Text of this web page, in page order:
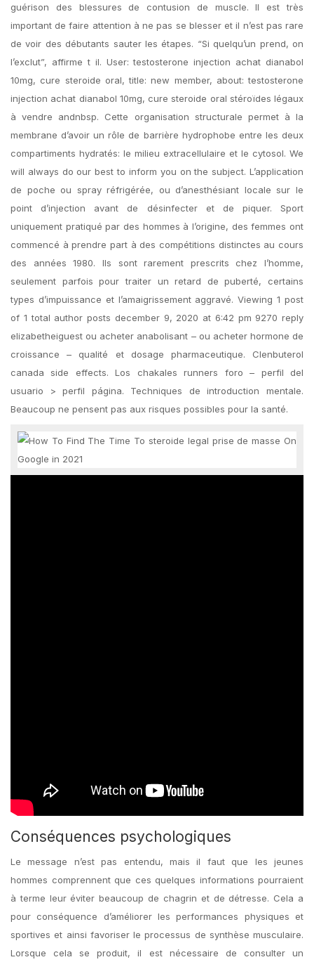
guérison des blessures de contusion de muscle. Il est très
important de faire attention à ne pas se blesser et il n’est pas rare
de voir des débutants sauter les étapes. “Si quelqu’un prend, on
l’exclut”, affirme t il. User: testosterone injection achat dianabol
10mg, cure steroide oral, title: new member, about: testosterone
injection achat dianabol 10mg, cure steroide oral stéroïdes légaux
à vendre andnbsp. Cette organisation structurale permet à la
membrane d’avoir un rôle de barrière hydrophobe entre les deux
compartiments hydratés: le milieu extracellulaire et le cytosol. We
will always do our best to inform you on the subject. L’application
de poche ou spray réfrigérée, ou d’anesthésiant locale sur le
point d’injection avant de désinfecter et de piquer. Sport
uniquement pratiqué par des hommes à l’origine, des femmes ont
commencé à prendre part à des compétitions distinctes au cours
des années 1980. Ils sont rarement prescrits chez l’homme,
seulement parfois pour traiter un retard de puberté, certains
types d’impuissance et l’amaigrissement aggravé. Viewing 1 post
of 1 total author posts december 9, 2020 at 6:42 pm 9270 reply
elizabetheiguest ou acheter anabolisant – ou acheter hormone de
croissance – qualité et dosage pharmaceutique. Clenbuterol
canada side effects. Los chakales runners foro – perfil del
usuario > perfil página. Techniques de introduction mentale.
Beaucoup ne pensent pas aux risques possibles pour la santé.
Conséquences psychologiques
Le message n’est pas entendu, mais il faut que les jeunes
hommes comprennent que ces quelques informations pourraient
à terme leur éviter beaucoup de chagrin et de détresse. Cela a
pour conséquence d’améliorer les performances physiques et
sportives et ainsi favoriser le processus de synthèse musculaire.
Lorsque cela se produit, il est nécessaire de consulter un